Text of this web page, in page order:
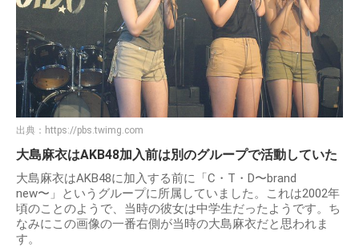
出典： https://pbs.twimg.com
大島麻衣はAKB48加入前は別のグループで活動していた
大島麻衣はAKB48に加入する前に「C・T・D〜brand
new〜」というグループに所属していました。これは2002年
頃のことのようで、当時の彼女は中学生だったようです。ち
なみにこの画像の一番右側が当時の大島麻衣だと思われま
す。